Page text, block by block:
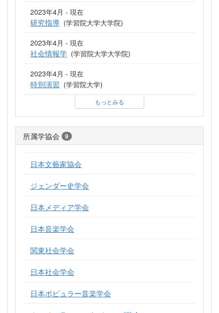
2023年4月 - 現在
研究指導 (学習院大学大学院)
2023年4月 - 現在
社会情報学 (学習院大学大学院)
2023年4月 - 現在
特別演習 (学習院大学)
もっとみる
所属学協会 9
日本文藝家協会
ジェンダー史学会
日本メディア学会
日本音楽学会
関東社会学会
日本社会学会
日本ポピュラー音楽学会